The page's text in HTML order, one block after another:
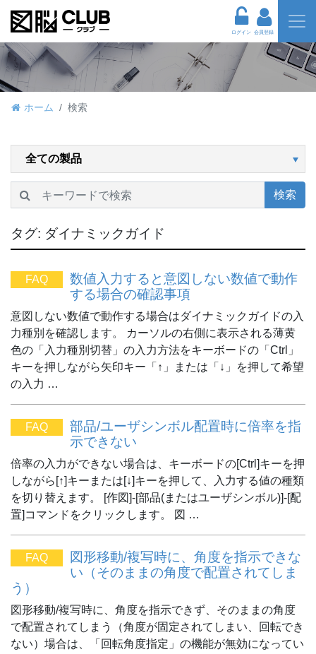
ログイン 会員登録
ホーム 検索
検索
タグ: ダイナミックガイド
FAQ
数値入力すると意図しない数値で動作
する場合の確認事項
意図しない数値で動作する場合はダイナミックガイドの入
力種別を確認します。 カーソルの右側に表示される薄黄
色の「入力種別切替」の入力方法をキーボードの「Ctrl」
キーを押しながら矢印キー「↑」または「↓」を押して希望
の入力 …
FAQ
部品/ユーザシンボル配置時に倍率を指
示できない
倍率の入力ができない場合は、キーボードの[Ctrl]キーを押
しながら[↑]キーまたは[↓]キーを押して、入力する値の種類
を切り替えます。 [作図]-[部品(またはユーザシンボル)]-[配
置]コマンドをクリックします。 図 …
FAQ
図形移動/複写時に、角度を指示できな
い（そのままの角度で配置されてしま
う）
図形移動/複写時に、角度を指示できず、そのままの角度
で配置されてしまう（角度が固定されてしまい、回転でき
ない）場合は、「回転角度指定」の機能が無効になってい